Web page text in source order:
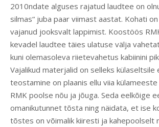
2010ndate alguses rajatud laudtee on
silmas“ juba paar viimast aastat. Kohati
vajanud jooksvalt lappimist. Koostöös
kevadel laudtee täies ulatuse välja
kuni olemasoleva riietevahetus kabiinini
Vajalikud materjalid on selleks külaseltsile
teostamine on plaanis ellu viia
RMK poolse nõu ja jõuga. Seda eelkõige
omanikutunnet tõsta ning näidata, et ise
tõstes on võimalik kiiresti ja kahepoolselt